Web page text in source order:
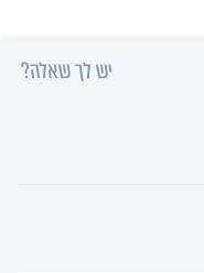
יש לך שאלה?